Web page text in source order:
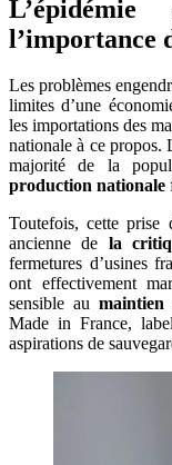
l’importance
Les problèmes
limites d’une
les importations des
nationale à ce propos.
majorité de la
production nationale
Toutefois, cette prise
ancienne de la
fermetures d’usines
ont effectivement
sensible au maintien
Made in France,
aspirations de